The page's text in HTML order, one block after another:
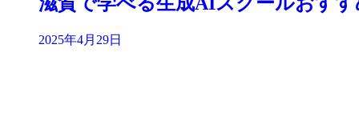
2025年4月29日